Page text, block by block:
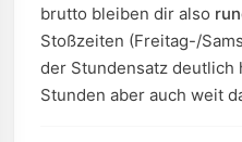
brutto bleiben dir also
Stoßzeiten (Freitag-/
der Stundensatz
Stunden aber auch weit